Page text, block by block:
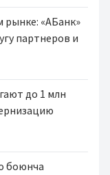
рынке: «АБанк»
партнеров и
до 1 млн
боюнча